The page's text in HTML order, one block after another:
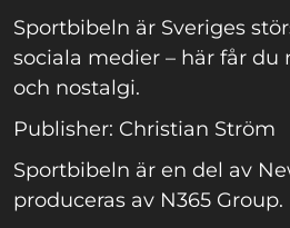
Sportbibeln är Sveriges
sociala medier – här får du
och nostalgi.
Publisher: Christian Ström
Sportbibeln är en del av
produceras av N365 Group.